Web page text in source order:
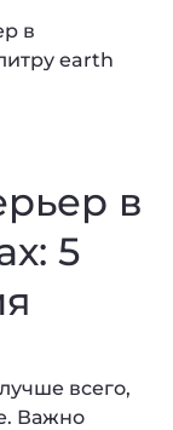
в
earth
в
5
всего,
Важно